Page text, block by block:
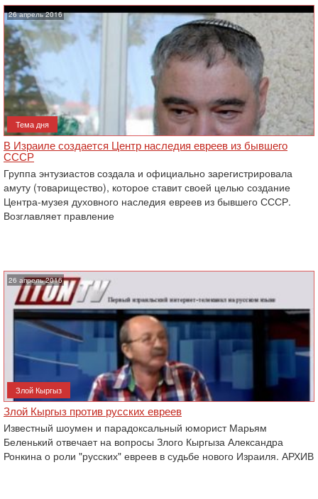
26 апрель 2016
Тема дня
В Израиле создается Центр наследия евреев из бывшего
СССР
Группа энтузиастов создала и официально зарегистрировала
амуту (товарищество), которое ставит своей целью создание
Центра-музея духовного наследия евреев из бывшего СССР.
Возглавляет правление
26 апрель 2016
Злой Кыргыз
Злой Кыргыз против русских евреев
Известный шоумен и парадоксальный юморист Марьям
Беленький отвечает на вопросы Злого Кыргыза Александра
Ронкина о роли "русских" евреев в судьбе нового Израиля. АРХИВ